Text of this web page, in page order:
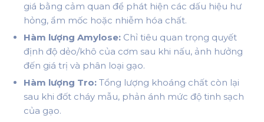
giá bằng cảm quan để phát hiện các dấu hiệu hư
hỏng, ẩm mốc hoặc nhiễm hóa chất.
Hàm lượng Amylose: Chỉ tiêu quan trọng quyết
định độ dẻo/khô của cơm sau khi nấu, ảnh hưởng
đến giá trị và phân loại gạo.
Hàm lượng Tro: Tổng lượng khoáng chất còn lại
sau khi đốt cháy mẫu, phản ánh mức độ tinh sạch
của gạo.